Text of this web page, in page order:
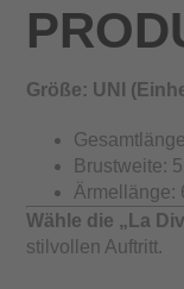
Größe: UNI
Brustweite:
Ärmellänge:
Wähle die „La
stilvollen Auftritt.